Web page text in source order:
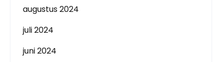
augustus 2024
juli 2024
juni 2024